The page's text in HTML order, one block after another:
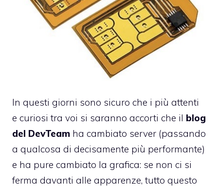
In questi giorni sono sicuro che i più attenti
e curiosi tra voi si saranno accorti che il blog
del DevTeam ha cambiato server (passando
a qualcosa di decisamente più performante)
e ha pure cambiato la grafica: se non ci si
ferma davanti alle apparenze, tutto questo